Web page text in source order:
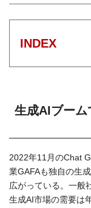
INDEX
生成AIブーム
2022年11月のChat
業GAFAも独自の生
広がっている。一般
生成AI市場の需要は